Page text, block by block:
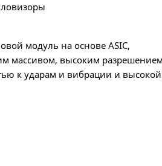
модуль на основе ASIC,
массивом, высоким
к ударам и вибрации и высокой